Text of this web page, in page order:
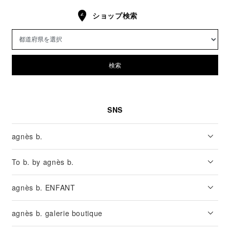
ショップ検索
検索
SNS
agnès b.
To b. by agnès b.
agnès b. ENFANT
agnès b. galerie boutique